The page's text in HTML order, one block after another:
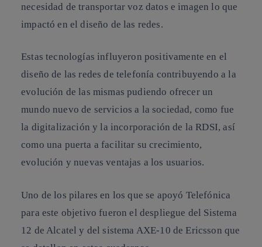
necesidad de transportar voz datos e imagen lo que
impactó en el diseño de las redes.
Estas tecnologías influyeron positivamente en el
diseño de las redes de telefonía contribuyendo a la
evolución de las mismas pudiendo ofrecer un
mundo nuevo de servicios a la sociedad, como fue
la digitalización y la incorporación de la RDSI, así
como una puerta a facilitar su crecimiento,
evolución y nuevas ventajas a los usuarios.
Uno de los pilares en los que se apoyó Telefónica
para este objetivo fueron el despliegue del Sistema
12 de Alcatel y del sistema AXE-10 de Ericsson que